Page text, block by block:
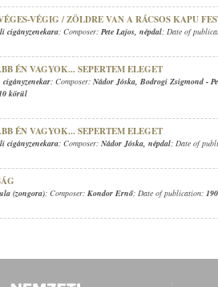
VÉGIG / ZÖLDRE VAN A RÁCSOS KAPU
cigányzenekara; Composer: Pete Lajos, népdal; Date of
ÉN VAGYOK... SEPERTEM ELEGET
cigányzenekar; Composer: Nádor Jóska, Bodrogi Zsigmond -
körül
ÉN VAGYOK... SEPERTEM ELEGET
cigányzenekara; Composer: Nádor Jóska, népdal; Date of
(zongora); Composer: Kondor Ernő; Date of publication: